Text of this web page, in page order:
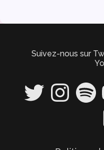
Suivez-nous sur
Twitter InstagramSpotify